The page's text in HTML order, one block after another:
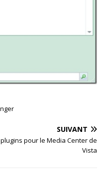
SUIVANT
pour le Media Center de
Vista